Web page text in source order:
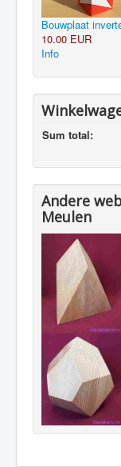
Bouwplaat
10.00 EUR
Info
Sum total:
Andere
Meulen